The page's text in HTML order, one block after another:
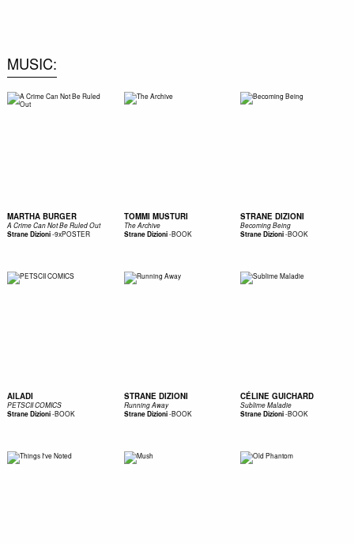
MUSIC
MARTHA BURGER
A Crime Can Not Be Ruled Out
Strane Dizioni-9xPOSTER
TOMMI MUSTURI
The Archive
Strane Dizioni-BOOK
STRANE DIZIONI
Becoming Being
Strane Dizioni-BOOK
AILADI
PETSCII COMICS
Strane Dizioni-BOOK
STRANE DIZIONI
Running Away
Strane Dizioni-BOOK
CÉLINE GUICHARD
Sublime Maladie
Strane Dizioni-BOOK